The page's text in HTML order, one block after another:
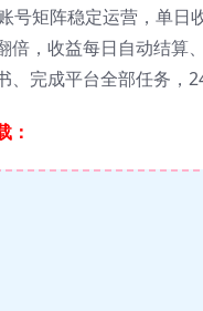
号矩阵稳定运营，单日
倍，收益每日自动结算
、完成平台全部任务，
：